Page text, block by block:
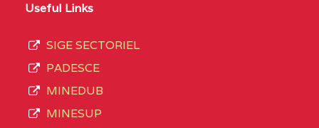
Useful Links
SIGE SECTORIEL
PADESCE
MINEDUB
MINESUP